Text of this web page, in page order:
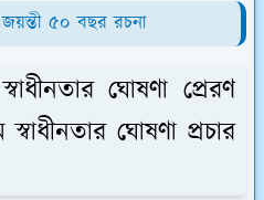
জয়ন্তী ৫০ বছর রচনা
ঘোষণা প্রেরণ
ঘোষণা প্রচার